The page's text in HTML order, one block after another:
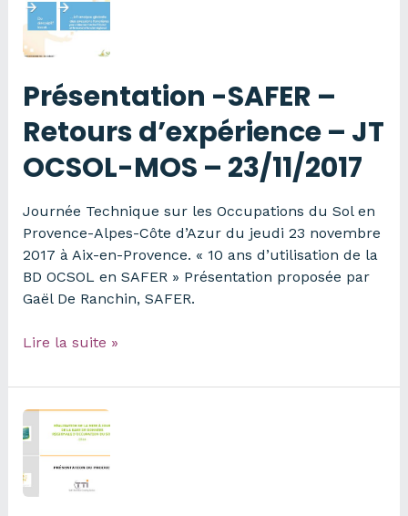
–
JT
OCSOL-
–
23/11/2017
Présentation -SAFER –
Retours d’expérience – JT
OCSOL-MOS – 23/11/2017
Journée Technique sur les Occupations du Sol en
Provence-Alpes-Côte d’Azur du jeudi 23 novembre
2017 à Aix-en-Provence. « 10 ans d’utilisation de la
BD OCSOL en SAFER » Présentation proposée par
Gaël De Ranchin, SAFER.
Présentation
SAFER
–
Retours
–
JT
Lire la suite »